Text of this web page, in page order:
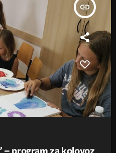
insert_link
– program za kolovoz